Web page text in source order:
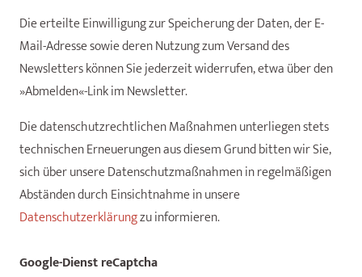
Die erteilte Einwilligung zur Speicherung der Daten, der E-
Mail-Adresse sowie deren Nutzung zum Versand des
Newsletters können Sie jederzeit widerrufen, etwa über den
»Abmelden«-Link im Newsletter.
Die datenschutzrechtlichen Maßnahmen unterliegen stets
technischen Erneuerungen aus diesem Grund bitten wir Sie,
sich über unsere Datenschutzmaßnahmen in regelmäßigen
Abständen durch Einsichtnahme in unsere
Datenschutzerklärungzu informieren.
Google-Dienst reCaptcha